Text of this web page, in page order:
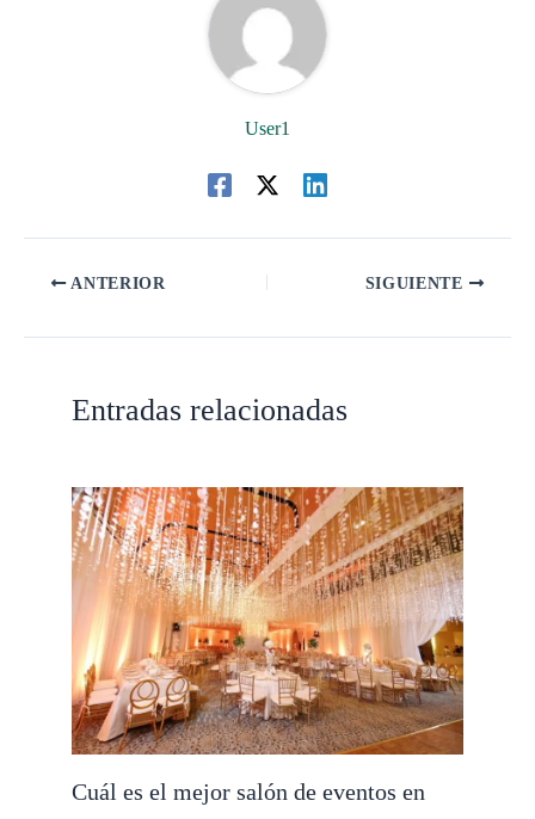
User1
ANTERIOR SIGUIENTE
Entradas relacionadas
Cuál es el mejor salón de eventos en